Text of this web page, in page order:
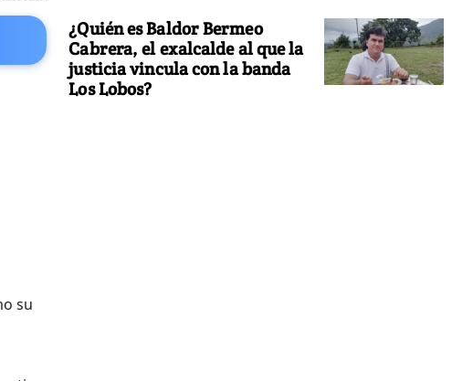
su
¿Quién es Baldor Bermeo
Cabrera, el exalcalde al que la
justicia vincula con la banda
Los Lobos?